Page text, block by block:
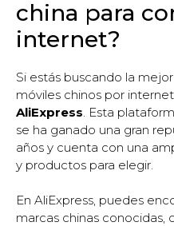
china para
internet?
Si estás buscando la
móviles chinos por
AliExpress . Esta
se ha ganado una gran
años y cuenta con una
y productos para elegir.
En AliExpress, puedes
marcas chinas conocidas,